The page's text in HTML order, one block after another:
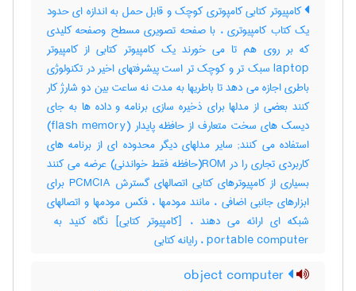
کامپیوتر کتابی کامپوتری کوچک و قابل حمل به اندازه ای حدود
یک کتاب کامپیوتری ، با صفحه تصویری مسطح وصفحه کلیدی
که بر روی هم تا می خورند یک کامپیوتر کتابی از کامپیوتر
laptop سبک تر و کوچک تر است پیشرفتهای اخیر در تکنولوژی
باطری اجازه می دهد تا باطریها به مدت نه ساعت بین دو شارژ کار
کنند بعضی از مدلها برای ذخیره سازی برنامه و داده ها به جای
دیسک های سخت متعارف از حافظه پایدار (flash memory)
استفاده می کنند; سایر مدلهای دیگر محدوده ای از برنامه های
کاربردی تجاری را در ROM(حافظه فقط خواندنی) عرضه می کنند
بسیاری از کامپیوترهای کتابی اتصالهای گسترش PCMCIA برای
ابزارهای جانبی اضافی ، مانند مودمها ، فکس مودمها و اتصالهای
portable computer ، رایانه کتابی